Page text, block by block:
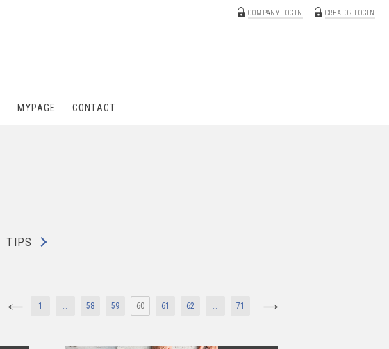
MYPAGE CONTACT
COMPANY LOGIN CREATOR LOGIN
TIPS
1 … 58 59 60 61 62 … 71